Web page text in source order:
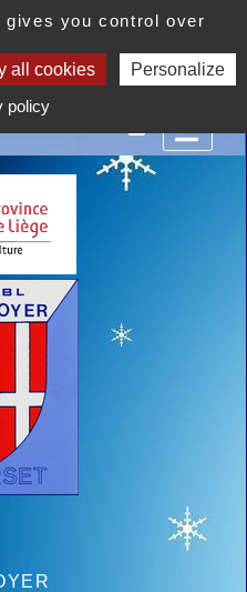
social et culturel.
you control over
all cookies
Personalize
policy